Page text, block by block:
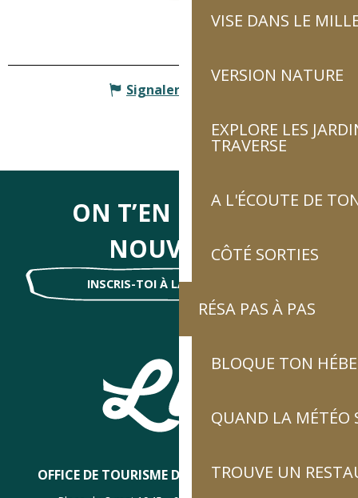
VISE DANS LE
VERSION NATURE
EXPLORE LES
TRAVERSE
A L'ÉCOUTE DE
CÔTÉ SORTIES
RÉSA PAS À PAS
BLOQUE TON
QUAND LA MÉTÉO
TROUVE UN
Signaler une erreur
ON T’EN DIRA DES
NOUVELLES
INSCRIS-TOI À LA NEWSLETTER !
OFFICE DE TOURISME DE LUZ-SAINT-SAUVEUR